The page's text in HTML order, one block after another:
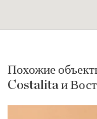
Похожие
Costalita и